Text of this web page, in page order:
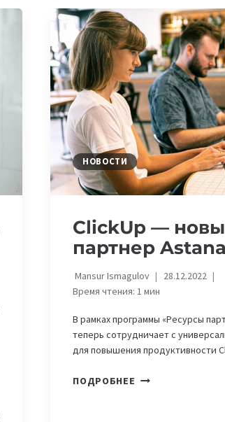
НАЧАЛИ
ОБУЧЕНИЕ
ПО
ІТ-
В
РАМКАХ
TECH
ORDA
НОВОСТИ
ClickUp —
партнер
Mansur Ismagulov
28.12.2022
Время чтения: 1мин
В рамках программы «Ресурсы
теперь сотрудничает с
для повышения продуктивности
ПОДРОБНЕЕ CLICKUP